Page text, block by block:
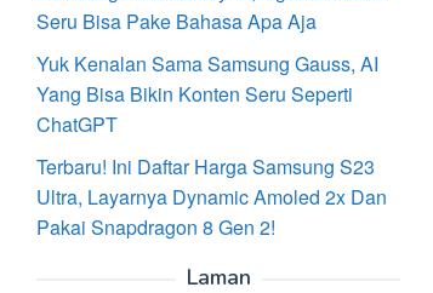
Seru Bisa Pake Bahasa Apa Aja
Yuk Kenalan Sama Samsung Gauss, AI
Yang Bisa Bikin Konten Seru Seperti
ChatGPT
Terbaru! Ini Daftar Harga Samsung S23
Ultra, Layarnya Dynamic Amoled 2x Dan
Pakai Snapdragon 8 Gen 2!
Laman